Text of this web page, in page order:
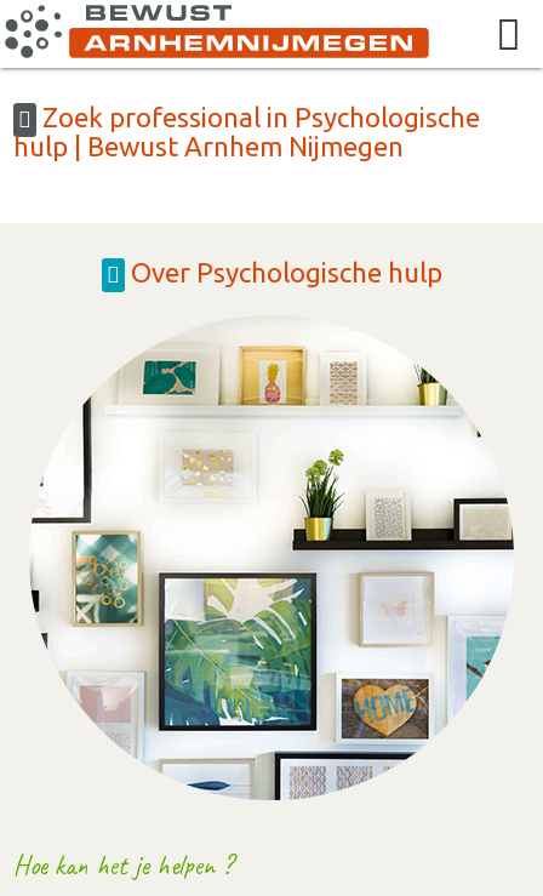
Zoek professional in Psychologische
hulp | Bewust Arnhem Nijmegen
Over Psychologische hulp
Hoe kan het je helpen ?